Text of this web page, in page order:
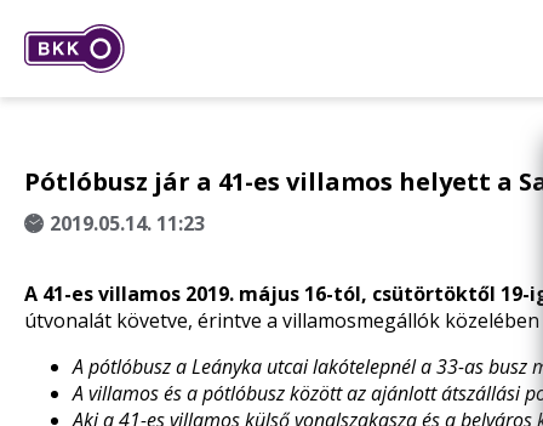
Pótlóbusz jár a 41-es villamos helyett a
2019.05.14. 11:23
A 41-es villamos 2019. május 16-tól, csütörtöktől
útvonalát követve, érintve a villamosmegállók
A pótlóbusza Leányka utcai lakótelepnél a 33-as busz
A villamos és a pótlóbusz között az ajánlott átszállási
Aki a 41-es villamos külső vonalszakasza és a